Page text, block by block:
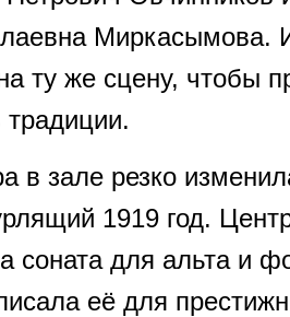
Миркасымова.
ту же сцену, чтобы
в зале резко
1919 год.
соната для альта и
её для